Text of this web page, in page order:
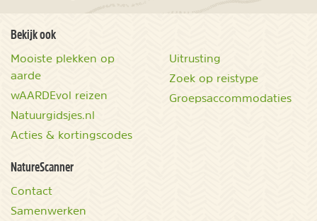
Bekijk ook
Mooiste plekken op
aarde
wAARDEvol reizen
Natuurgidsjes.nl
Acties & kortingscodes
Uitrusting
Zoek op reistype
Groepsaccommodaties
NatureScanner
Contact
Samenwerken